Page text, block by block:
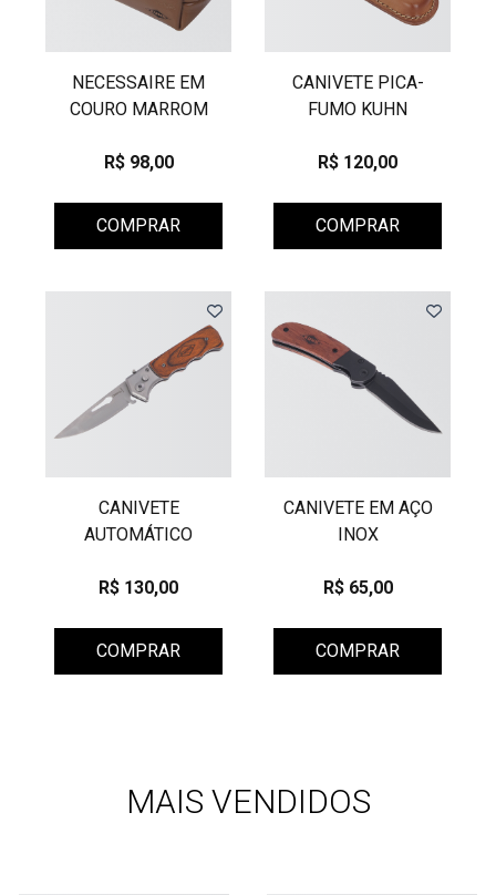
NECESSAIRE EM
COURO MARROM
R$ 98,00
COMPRAR
CANIVETE PICA-
FUMO KUHN
R$ 120,00
COMPRAR
CANIVETE
AUTOMÁTICO
R$ 130,00
COMPRAR
CANIVETE EM AÇO
INOX
R$ 65,00
COMPRAR
MAIS VENDIDOS